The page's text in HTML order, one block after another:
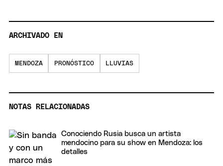
ARCHIVADO EN
MENDOZA PRONÓSTICO LLUVIAS
NOTAS RELACIONADAS
Conociendo Rusia busca un artista
mendocino para su show en Mendoza: los
detalles